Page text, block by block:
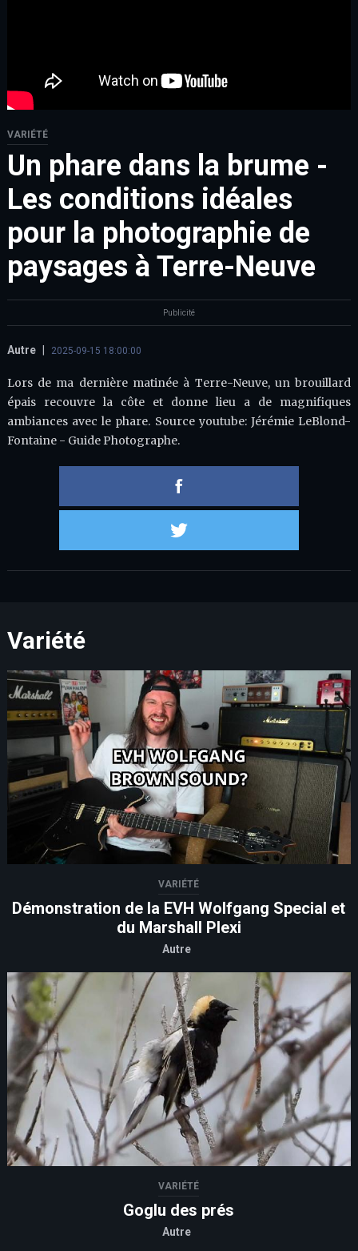
VARIÉTÉ
Un phare dans la brume -
Les conditions idéales
pour la photographie de
paysages à Terre-Neuve
Publicité
Autre 2025-09-15 18:00:00
Lors de ma dernière matinée à Terre-Neuve, un brouillard
épais recouvre la côte et donne lieu a de magnifiques
ambiances avec le phare. Source youtube: Jérémie LeBlond-
Fontaine - Guide Photographe.
Variété
VARIÉTÉ
Démonstration de la EVH Wolfgang Special et
du Marshall Plexi
Autre
VARIÉTÉ
Goglu des prés
Autre